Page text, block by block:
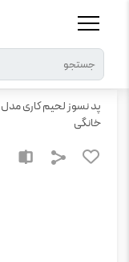
همه محصولات > ابزار ها
خانگی